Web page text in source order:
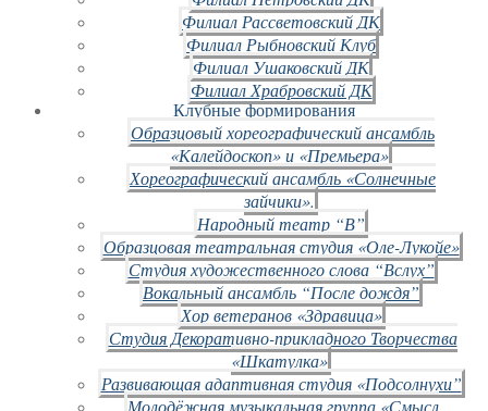
Филиал Рассветовский ДК
Филиал Рыбновский Клуб
Филиал Ушаковский ДК
Филиал Храбровский ДК
Клубные формирования
Образцовый хореографический ансамбль
«Калейдоскоп» и «Премьера»
Хореографический ансамбль «Солнечные
зайчики».
Народный театр “В”
Образцовая театральная студия «Оле-Лукойе»
Студия художественного слова “Вслух”
Вокальный ансамбль “После дождя”
Хор ветеранов «Здравица»
Студия Декоративно-прикладного Творчества
«Шкатулка»
Развивающая адаптивная студия «Подсолнухи”